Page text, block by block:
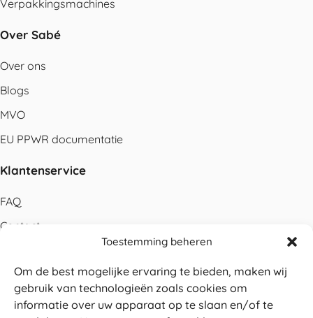
Toestemming beheren
Om de best mogelijke ervaring te bieden, maken wij
gebruik van technologieën zoals cookies om
informatie over uw apparaat op te slaan en/of te
Verpakkingsmachines
Over Sabé
Over ons
Blogs
MVO
EU PPWR documentatie
Klantenservice
FAQ
Contact
Betalen
Levering